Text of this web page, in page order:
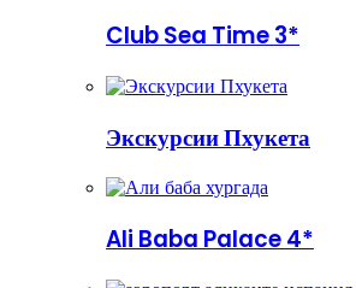
Club Sea Time 3*
Экскурсии Пхукета
Ali Baba Palace 4*